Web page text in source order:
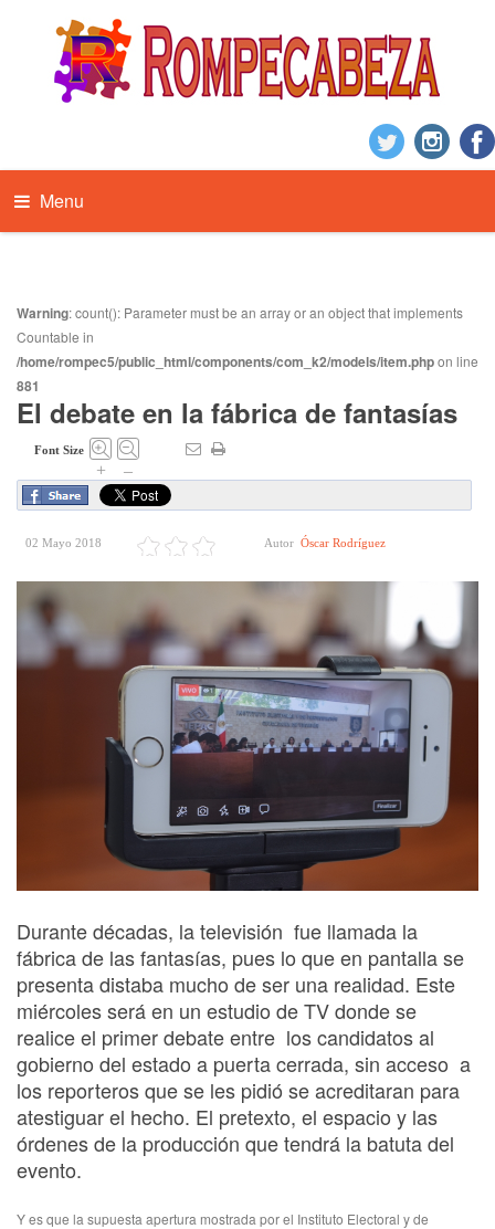
Menu
Warning: count(): Parameter must be an array or an object that implements
Countable in
/home/rompec5/public_html/components/com_k2/models/item.phpon line
881
El debate en la fábrica de fantasías
Font Size
+ –
02 Mayo 2018 Autor Óscar Rodríguez
Durante décadas, la televisión fue llamada la
fábrica de las fantasías, pues lo que en pantalla se
presenta distaba mucho de ser una realidad. Este
miércoles será en un estudio de TV donde se
realice el primer debate entre los candidatos al
gobierno del estado a puerta cerrada, sin acceso a
los reporteros que se les pidió se acreditaran para
atestiguar el hecho. El pretexto, el espacio y las
órdenes de la producción que tendrá la batuta del
evento.
Y es que la supuesta apertura mostrada por el Instituto Electoral y de